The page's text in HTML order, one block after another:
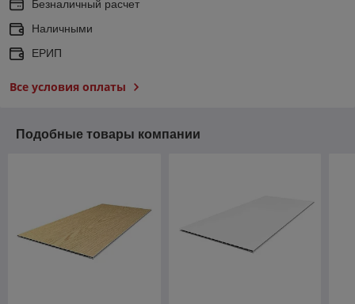
Безналичный расчет
Наличными
ЕРИП
Все условия оплаты
Подобные товары компании